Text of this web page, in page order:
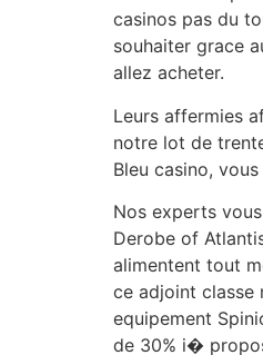
casinos pas du
souhaiter grace
allez acheter.
Leurs affermies
notre lot de
Bleu casino,
Nos experts
Derobe of
alimentent tout
ce adjoint classe
equipement
de 30% i�